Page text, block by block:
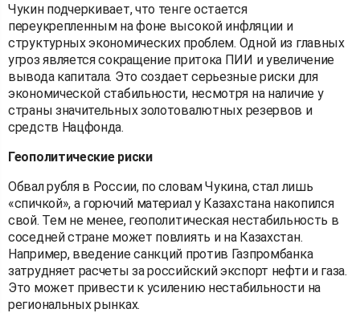
Чукин подчеркивает, что тенге остается
переукрепленным на фоне высокой инфляции и
структурных экономических проблем. Одной из главных
угроз является сокращение притока ПИИ и увеличение
вывода капитала. Это создает серьезные риски для
экономической стабильности, несмотря на наличие у
страны значительных золотовалютных резервов и
средств Нацфонда.
Геополитические риски
Обвал рубля в России, по словам Чукина, стал лишь
«спичкой», а горючий материал у Казахстана накопился
свой. Тем не менее, геополитическая нестабильность в
соседней стране может повлиять и на Казахстан.
Например, введение санкций против Газпромбанка
затрудняет расчеты за российский экспорт нефти и газа.
Это может привести к усилению нестабильности на
региональных рынках.